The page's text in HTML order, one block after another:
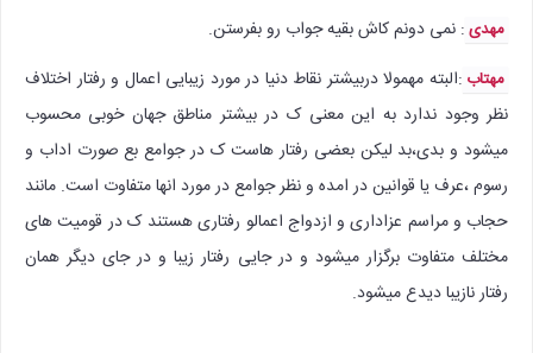
مهدی: نمی دونم کاش بقیه جواب رو بفرستن.
مهتاب :البته مهمولا دربیشتر نقاط دنیا در مورد زیبایی اعمال و رفتار اختلاف
نظر وجود ندارد به این معنی ک در بیشتر مناطق جهان خوبی محسوب
میشود و بدی،بد لیکن بعضی رفتار هاست ک در جوامع بع صورت اداب و
رسوم ،عرف یا قوانین در امده و نظر جوامع در مورد انها متفاوت است. مانند
حجاب و مراسم عزاداری و ازدواج اعمالو رفتاری هستند ک در قومیت های
مختلف متفاوت برگزار میشود و در جایی رفتار زیبا و در جای دیگر همان
رفتار نازیبا دیدع میشود.